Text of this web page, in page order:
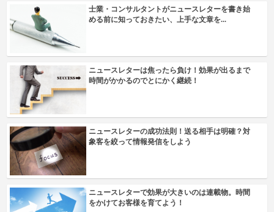
士業・コンサルタントがニュースレターを書き始
める前に知っておきたい、上手な文章を...
ニュースレターは焦ったら負け！効果が出るまで
時間がかかるのでとにかく継続！
ニュースレターの成功法則！送る相手は明確？対
象客を絞って情報発信をしよう
ニュースレターで効果が大きいのは連載物。時間
をかけてお客様を育てよう！